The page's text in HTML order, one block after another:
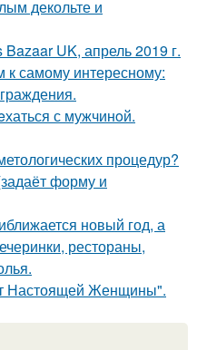
декольте и
UK, апрель 2019 г.
самому интересному:
с мужчинoй.
процедур?
форму и
новый год, а
рестораны,
Настоящей Женщины".